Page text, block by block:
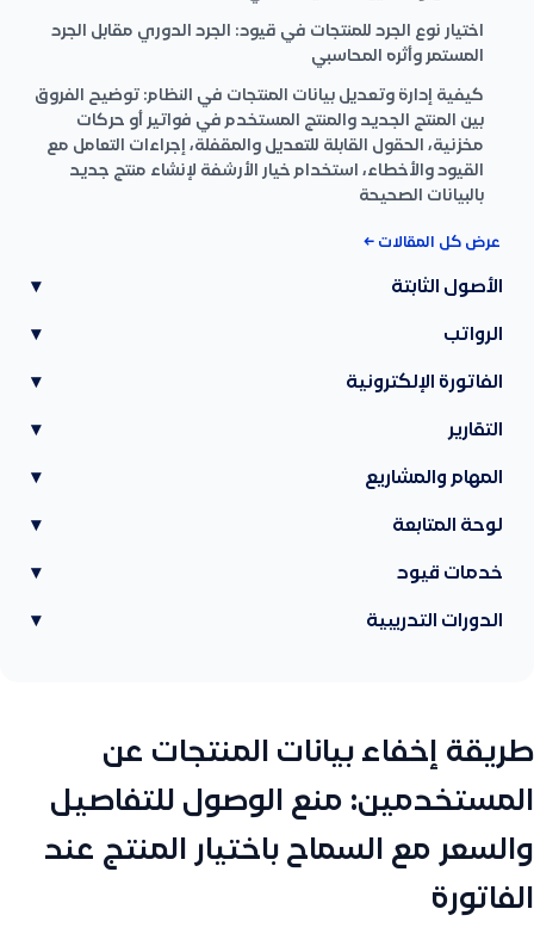
اختيار نوع الجرد للمنتجات في قيود: الجرد الدوري مقابل الجرد
المستمر وأثره المحاسبي
كيفية إدارة وتعديل بيانات المنتجات في النظام: توضيح الفروق
بين المنتج الجديد والمنتج المستخدم في فواتير أو حركات
مخزنية، الحقول القابلة للتعديل والمقفلة، إجراءات التعامل مع
القيود والأخطاء، استخدام خيار الأرشفة لإنشاء منتج جديد
بالبيانات الصحيحة
عرض كل المقالات ←
الأصول الثابتة ▾
الرواتب ▾
الفاتورة الإلكترونية ▾
التقارير ▾
المهام والمشاريع ▾
لوحة المتابعة ▾
خدمات قيود ▾
الدورات التدريبية ▾
طريقة إخفاء بيانات المنتجات عن
المستخدمين: منع الوصول للتفاصيل
والسعر مع السماح باختيار المنتج عند
الفاتورة